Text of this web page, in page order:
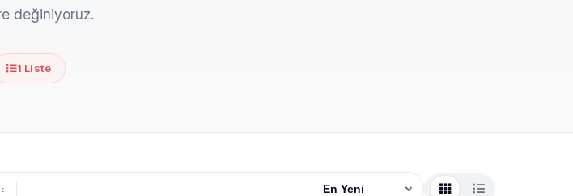
değiniyoruz.
1 Liste
En Yeni